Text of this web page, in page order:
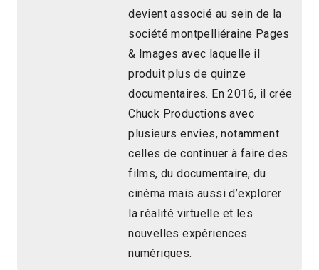
devient associé au sein de la
société montpelliéraine Pages
& Images avec laquelle il
produit plus de quinze
documentaires. En 2016, il crée
Chuck Productions avec
plusieurs envies, notamment
celles de continuer à faire des
films, du documentaire, du
cinéma mais aussi d’explorer
la réalité virtuelle et les
nouvelles expériences
numériques.